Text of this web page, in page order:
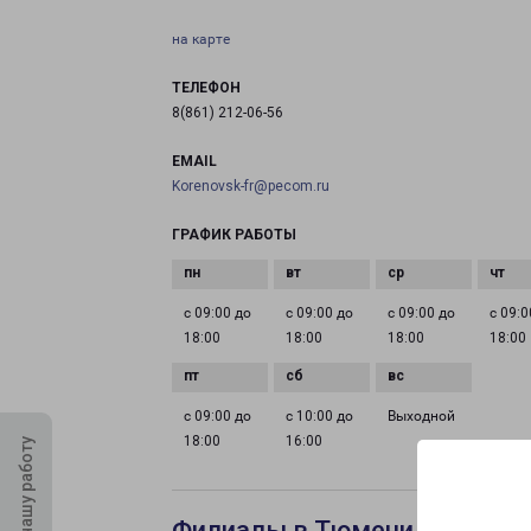
на карте
ТЕЛЕФОН
8(861) 212-06-56
EMAIL
Korenovsk-fr@pecom.ru
ГРАФИК РАБОТЫ
с 09:00 до
18:00
с 09:00 до
18:00
с 09:00 до
18:00
с
18:00
с 09:00 до
18:00
с 10:00 до
16:00
Выходной